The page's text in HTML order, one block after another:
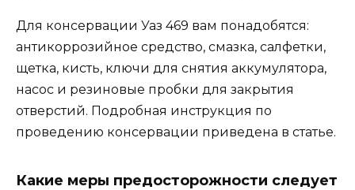
Для консервации Уаз 469 вам понадобятся:
антикоррозийное средство, смазка, салфетки,
щетка, кисть, ключи для снятия аккумулятора,
насос и резиновые пробки для закрытия
отверстий. Подробная инструкция по
проведению консервации приведена в статье.
Какие меры предосторожности следует